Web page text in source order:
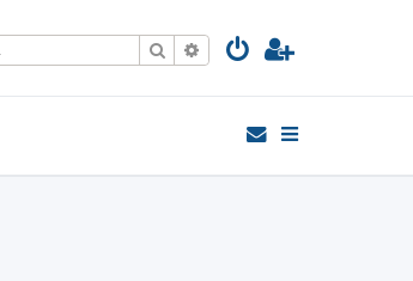
Zoek Uitgebreid zoeken